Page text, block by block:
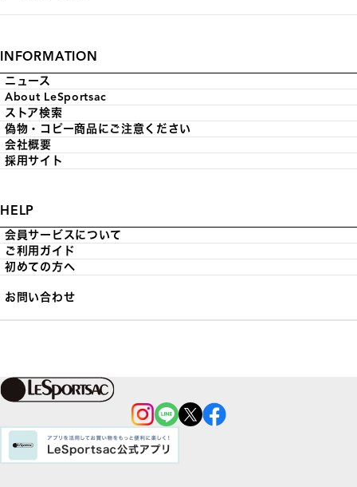
INFORMATION
ニュース
About LeSportsac
ストア検索
偽物・コピー商品にご注意ください
会社概要
採用サイト
HELP
会員サービスについて
ご利用ガイド
初めての方へ
お問い合わせ